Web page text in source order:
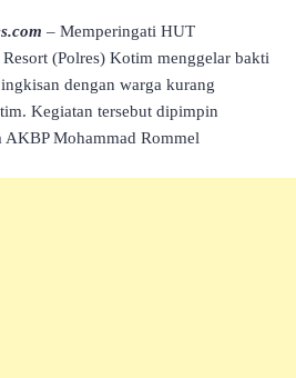
– Memperingati HUT
(Polres) Kotim menggelar bakti
dengan warga kurang
Kegiatan tersebut dipimpin
Mohammad Rommel